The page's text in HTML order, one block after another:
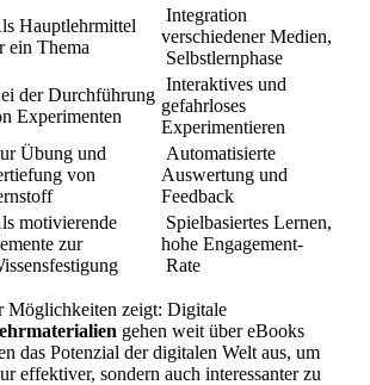
Hauptlehrmittel
ein Thema
Integration
verschiedener Medien,
Selbstlernphase
der Durchführung
Experimenten
Interaktives und
gefahrloses
Experimentieren
Übung und
von
Automatisierte
Auswertung und
Feedback
motivierende
zur
Spielbasiertes Lernen,
hohe Engagement-
Rate
Möglichkeiten zeigt: Digitale
gehen weit über eBooks
das Potenzial der digitalen Welt aus, um
effektiver, sondern auch interessanter zu